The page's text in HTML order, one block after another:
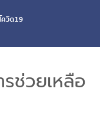
ช่วยเหลือ